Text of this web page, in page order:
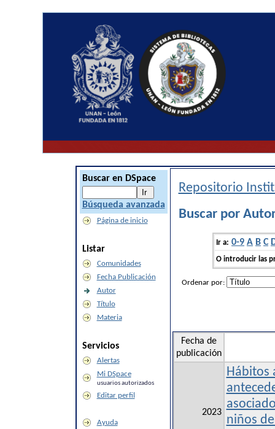
Buscar en DSpace
Búsqueda avanzada
Página de inicio
Listar
Comunidades
Fecha Publicación
Autor
Título
Materia
Servicios
Alertas
Mi DSpace
usuarios autorizados
Editar perfil
Ayuda
Repositorio
Buscar por
Ir a: 0-9 A B C
O introducir las
Ordenar por:
Fecha de
publicación
2023
Hábitos
niños